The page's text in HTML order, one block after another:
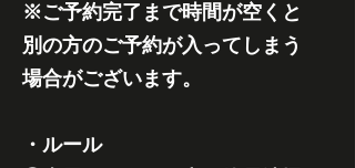
※ご予約完了まで時間が空くと
別の方のご予約が入ってしまう
場合がございます。
・ルール